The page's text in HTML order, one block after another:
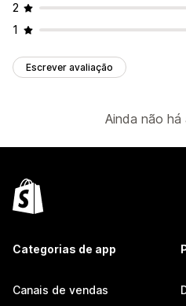
2
1
Escrever avaliação
Ainda não há
Categorias de app
Canais de vendas